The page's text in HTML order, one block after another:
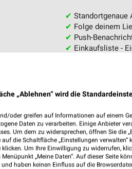
✔ Standortgenaue
✔ Folge deinem
✔ Push-
✔ Einkaufsliste -
Nutze weekli auch mobil –
„Ablehnen“ wird die
oder greifen auf Informationen auf einem
Daten zu verarbeiten. Einige Anbieter
Um dem zu widersprechen, öffnen Sie die
die Schaltfläche „Einstellungen
Um Ihre Einwilligung zu widerrufen,
„Meine Daten“. Auf dieser Seite
haben keinen Einfluss auf die